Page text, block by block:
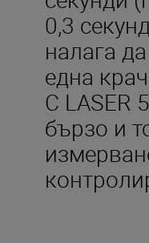
0,3
налага
една
С LASER
бързо и